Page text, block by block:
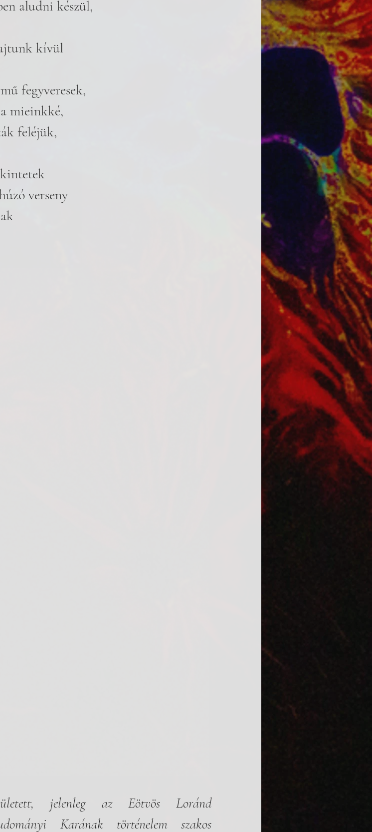
aludni készül,
kívül
fegyveresek,
mieinkké,
feléjük,
verseny
jelenleg az Eötvös Loránd
Karának történelem szakos